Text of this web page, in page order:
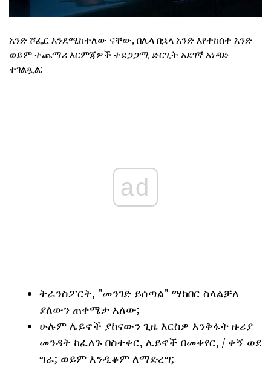
አንድ ሾፌር እንደሚከተለው ናቸው, በሌላ በኋላ አንድ እየተከሰተ አንድ
ወይም ተጨማሪ እርምጃዎች ተደጋጋሚ ድርጊት አደገኛ አነዳድ
ተገልጿል:
ad
ትራንስፖርት, "መንገድ ይሰጣል" ማክበር ስላልቻለ
ያለውን ጠቀሜታ አለው;
ሁሉም ሌይኖች ያከናውን ጊዜ እርስዎ እንቅፋት ዙሪያ
መንዳት ከፈለጉ በስተቀር, ሌይኖች በመቀየር, / ቀኝ ወደ
ግራ; ወይም እንዲቆም ለማድረግ;